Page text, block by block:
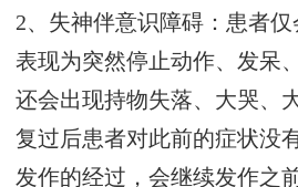
2、失神伴意识障碍：患者仅
表现为突然停止动作、发呆
还会出现持物失落、大哭、
复过后患者对此前的症状没
发作的经过，会继续发作之